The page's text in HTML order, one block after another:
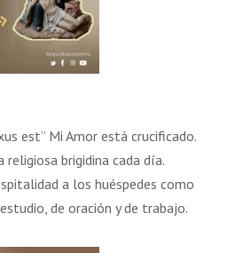
est” Mi Amor está crucificado.
brigidina cada día.
a los huéspedes como
de oración y de trabajo.